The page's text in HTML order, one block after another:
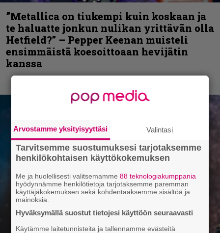
”Metallica on tiukempi kuin koskaan ja
te haluatte jonkun nulikan yrittävän olla
Hetfield?” – Pepper Keenan muisteli
ensimmäistä koesoittoaan hevijätin
kanssa
Arvostamme yksityisyyttäsi Valintasi
Tarvitsemme suostumuksesi tarjotaksemme
henkilökohtaisen käyttökokemuksen
Me ja huolellisesti valitsemamme88 teknologiakumppania
hyödynnämme henkilötietoja tarjotaksemme paremman
käyttäjäkokemuksen sekä kohdentaaksemme sisältöä ja
mainoksia.
Hyväksymällä suostut tietojesi käyttöön seuraavasti
Käytämme laitetunnisteita ja tallennamme evästeitä